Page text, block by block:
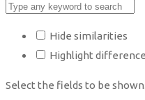
Hide similarities
Highlight
Select the fields to be